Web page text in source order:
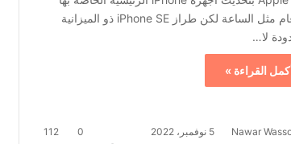
كل عام مثل الساعة لكن طراز iPhone SE ذو الميزانية
لا…
القراءة »
Nawar 5 نوفمبر، 2022 0
112